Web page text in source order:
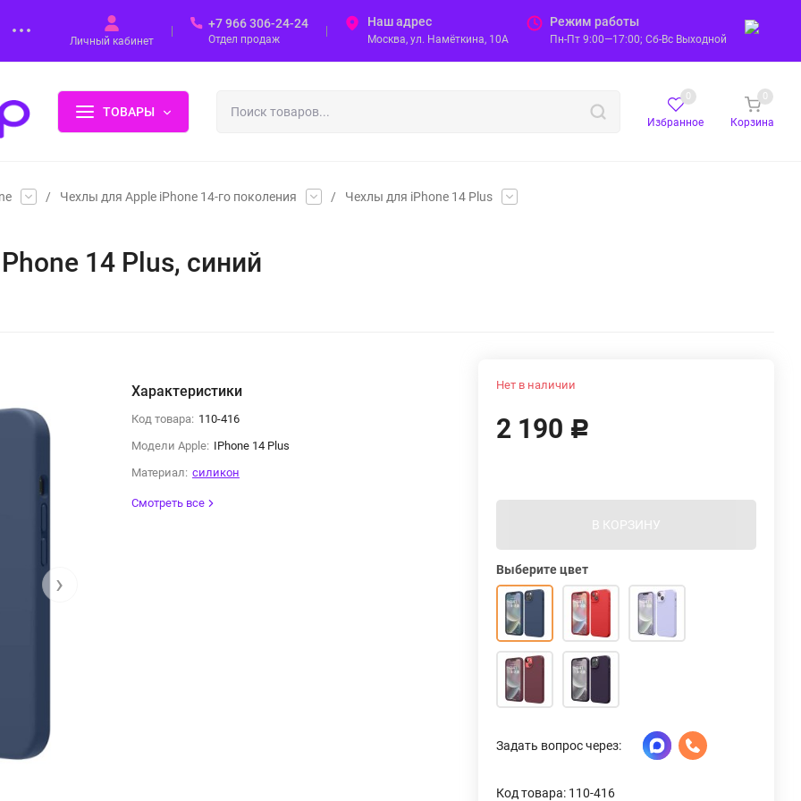
Личный кабинет
+7 966 306-24-24
Отдел продаж
Наш адрес
Москва, ул. Намёткина, 10А
Режим работы
Пн-Пт 9:00—17:00; Сб-Вс Выходной
ТОВАРЫ
Избранное
0
Корзина
0
/ Чехлы для Apple iPhone 14-го поколения / Чехлы для iPhone 14 Plus
14 Plus, синий
›
Характеристики
Код товара: 110-416
Модели Apple: IPhone 14 Plus
Материал: силикон
Смотреть все
Нет в наличии
2 190 Р
В КОРЗИНУ
Выберите цвет
Задать вопрос через:
Код товара: 110-416